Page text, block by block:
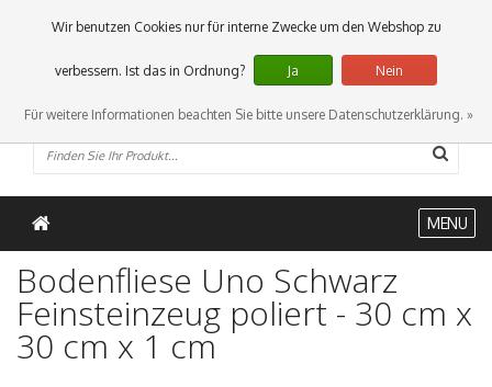
0 Artikel
MENU
Bodenfliese Uno Schwarz
Feinsteinzeug poliert - 30 cm x
30 cm x 1 cm
Wir benutzen Cookies nur für interne Zwecke um den Webshop zu
verbessern. Ist das in Ordnung? Ja Nein
Für weitere Informationen beachten Sie bitte unsere Datenschutzerklärung. »